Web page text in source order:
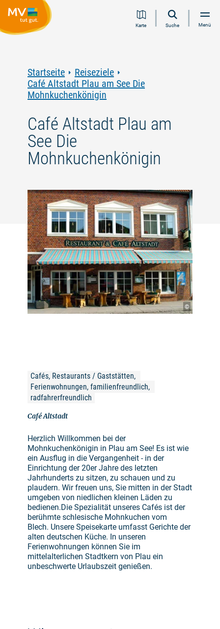
Inhalt
Navigation
Volltextsuche
FooterKarte Suche Menü
Startseite
Reiseziele
Café Altstadt Plau am See Die
Mohnkuchenkönigin
Café Altstadt Plau am
See Die
Mohnkuchenkönigin
©
Cafés, Restaurants / Gaststätten,
Ferienwohnungen, familienfreundlich,
radfahrerfreundlich
Café Altstadt
Herzlich Willkommen bei der
Mohnkuchenkönigin in Plau am See! Es ist wie
ein Ausflug in die Vergangenheit - in der
Einrichtung der 20er Jahre des letzten
Jahrhunderts zu sitzen, zu schauen und zu
plaudern. Wir freuen uns, Sie mitten in der Stadt
umgeben von niedlichen kleinen Läden zu
bedienen.Die Spezialität unseres Cafés ist der
berühmte schlesische Mohnkuchen vom
Blech. Unsere Speisekarte umfasst Gerichte der
alten deutschen Küche. In unseren
Ferienwohnungen können Sie im
mittelalterlichen Stadtkern von Plau ein
unbeschwerte Urlaubszeit genießen.